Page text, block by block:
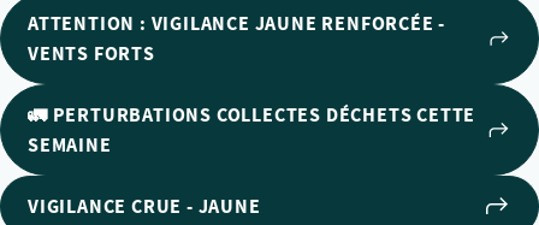
ATTENTION : VIGILANCE JAUNE RENFORCÉE -
VENTS FORTS
🚛 PERTURBATIONS COLLECTES DÉCHETS CETTE
SEMAINE
VIGILANCE CRUE - JAUNE